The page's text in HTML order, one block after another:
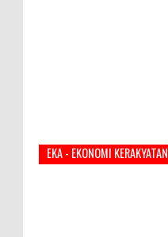
EKA - EKONOMI KERAKYATAN